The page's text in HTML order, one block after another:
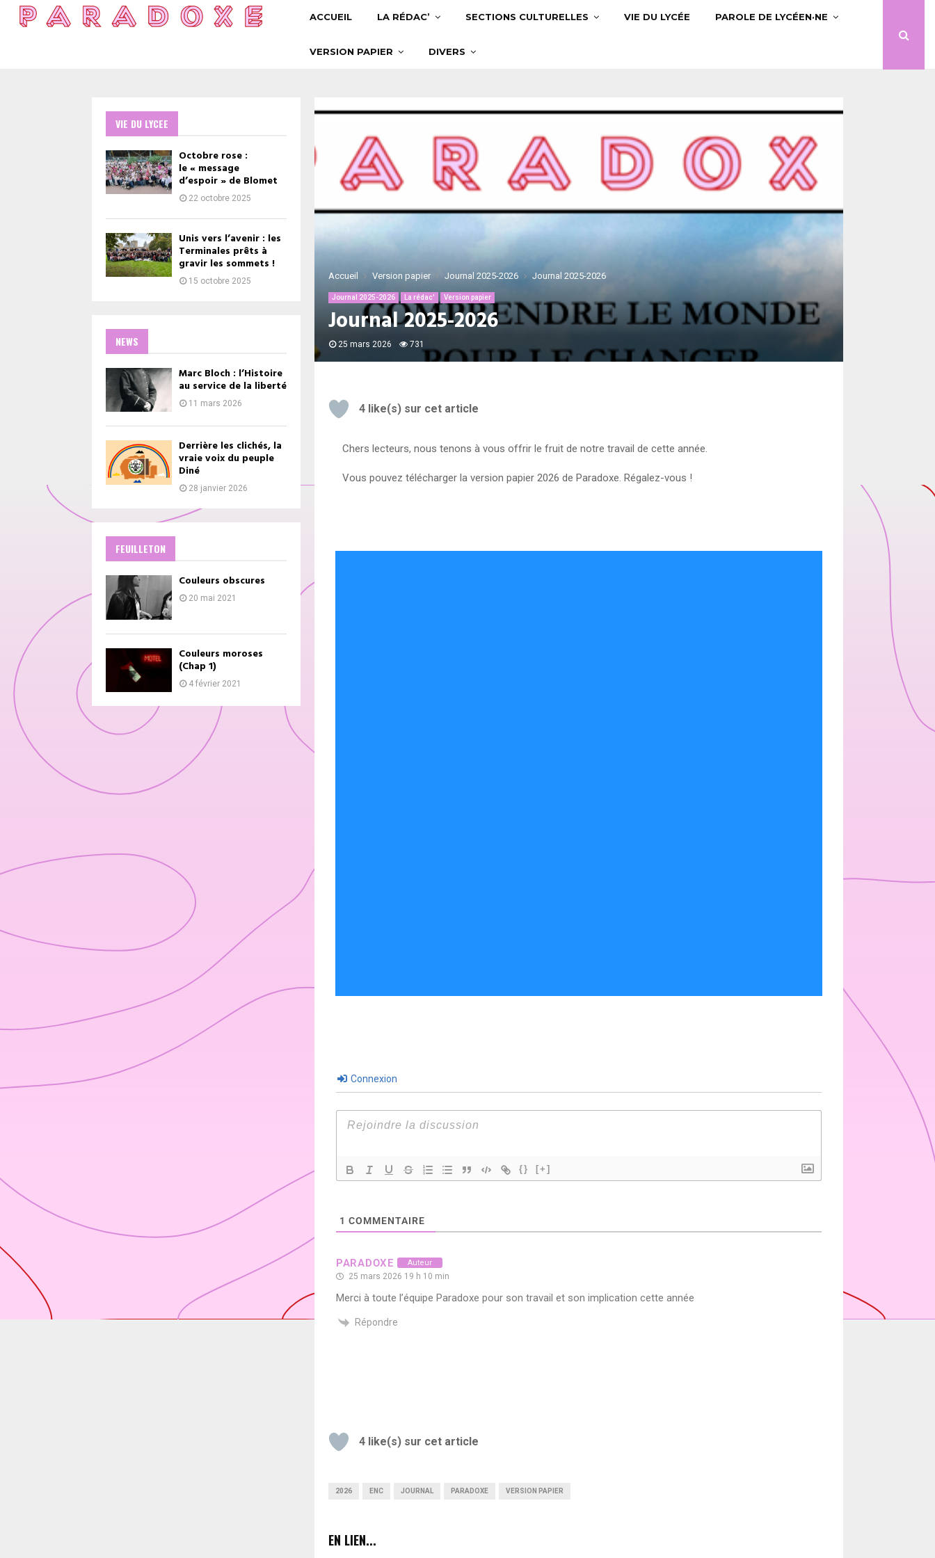
ACCUEIL LA RÉDAC’ SECTIONS CULTURELLES VIE DU LYCÉE PAROLE DE LYCÉEN·NE
VERSION PAPIER DIVERS
Accueil Version papier Journal 2025-2026 Journal 2025-2026
Journal 2025-2026 La rédac' Version papier
Journal 2025-2026
25 mars 2026 731
4 like(s) sur cet article
Chers lecteurs, nous tenons à vous offrir le fruit de notre travail de cette année.
Vous pouvez télécharger la version papier 2026 de Paradoxe. Régalez-vous !
Connexion
{} [+]
1 COMMENTAIRE
PARADOXE Auteur
25 mars 2026 19 h 10 min
Merci à toute l’équipe Paradoxe pour son travail et son implication cette année
Répondre
4 like(s) sur cet article
2026 ENC JOURNAL PARADOXE VERSION PAPIER
EN LIEN...
VIE DU LYCEE
Octobre rose :
le « message
d’espoir » de Blomet
22 octobre 2025
Unis vers l’avenir : les
Terminales prêts à
gravir les sommets !
15 octobre 2025
NEWS
Marc Bloch : l’Histoire
au service de la liberté
11 mars 2026
Derrière les clichés, la
vraie voix du peuple
Diné
28 janvier 2026
FEUILLETON
Couleurs obscures
20 mai 2021
Couleurs moroses
(Chap 1)
4 février 2021